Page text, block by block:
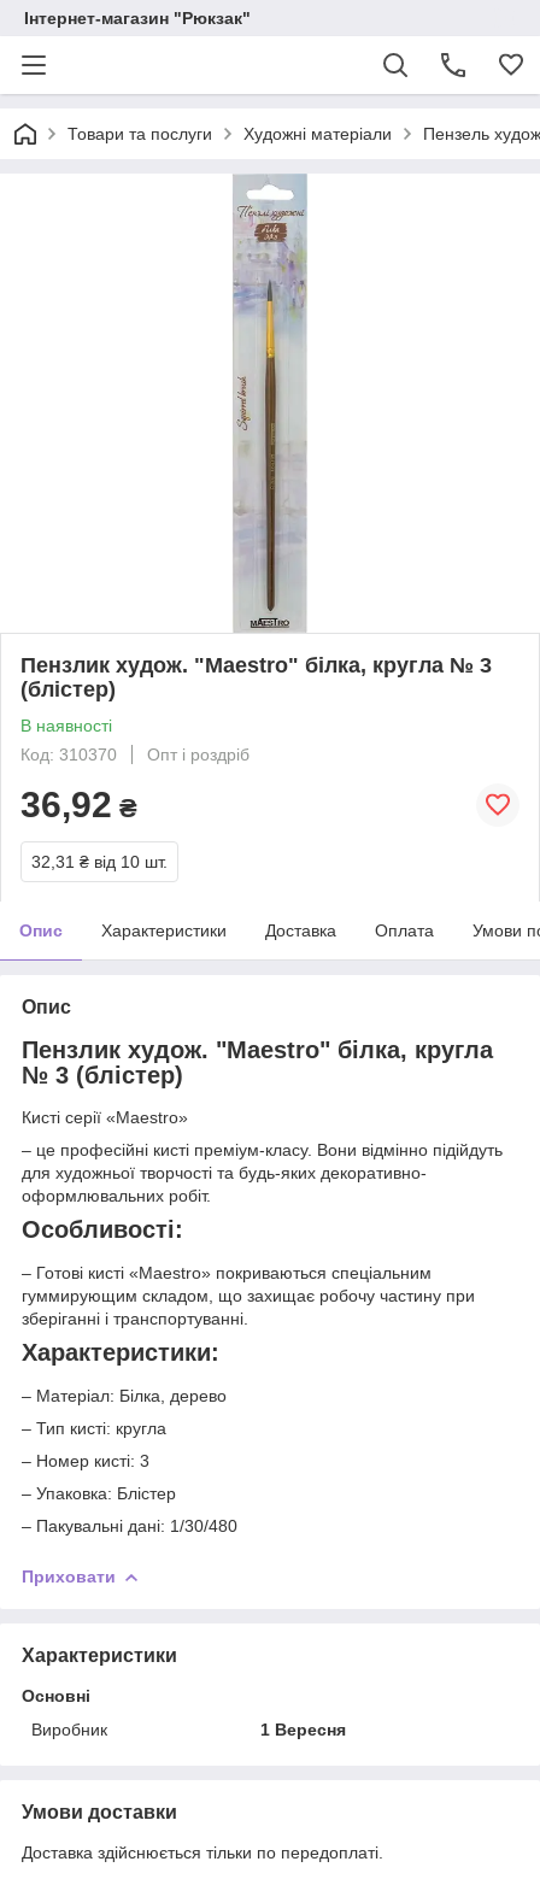
Інтернет-магазин "Рюкзак"
Товари та послуги Художні матеріали Пензель
Пензлик худож. "Maestro" білка, кругла № 3
(блістер)
В наявності
Код: 310370
Опт і роздріб
36,92 ₴
32,31 ₴ від 10 шт.
Опис Характеристики Доставка Оплата Умови
Опис
Пензлик худож. "Maestro" білка, кругла
№ 3 (блістер)
Кисті серії «Maestro»
– це професійні кисті преміум-класу. Вони відмінно підійдуть
для художньої творчості та будь-яких декоративно-
оформлювальних робіт.
Особливості:
– Готові кисті «Maestro» покриваються спеціальним
гуммирующим складом, що захищає робочу частину при
зберіганні і транспортуванні.
Характеристики:
– Матеріал: Білка, дерево
– Тип кисті: кругла
– Номер кисті: 3
– Упаковка: Блістер
– Пакувальні дані: 1/30/480
Приховати
Характеристики
Основні
Виробник
1 Вересня
Умови доставки
Доставка здійснюється тільки по передоплаті.